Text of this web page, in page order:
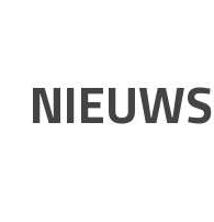
NIEUWS